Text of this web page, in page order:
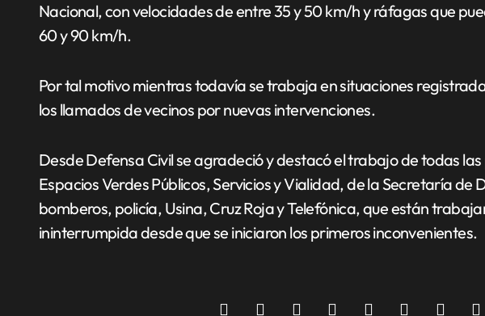
Nacional, con velocidades de entre 35 y 50 km/h y ráfagas que
60 y 90 km/h.
Por tal motivo mientras todavía se trabaja en situaciones
los llamados de vecinos por nuevas intervenciones.
Desde Defensa Civil se agradeció y destacó el trabajo de todas
Espacios Verdes Públicos, Servicios y Vialidad, de la Secretaría de
bomberos, policía, Usina, Cruz Roja y Telefónica, que están
ininterrumpida desde que se iniciaron los primeros inconvenientes.